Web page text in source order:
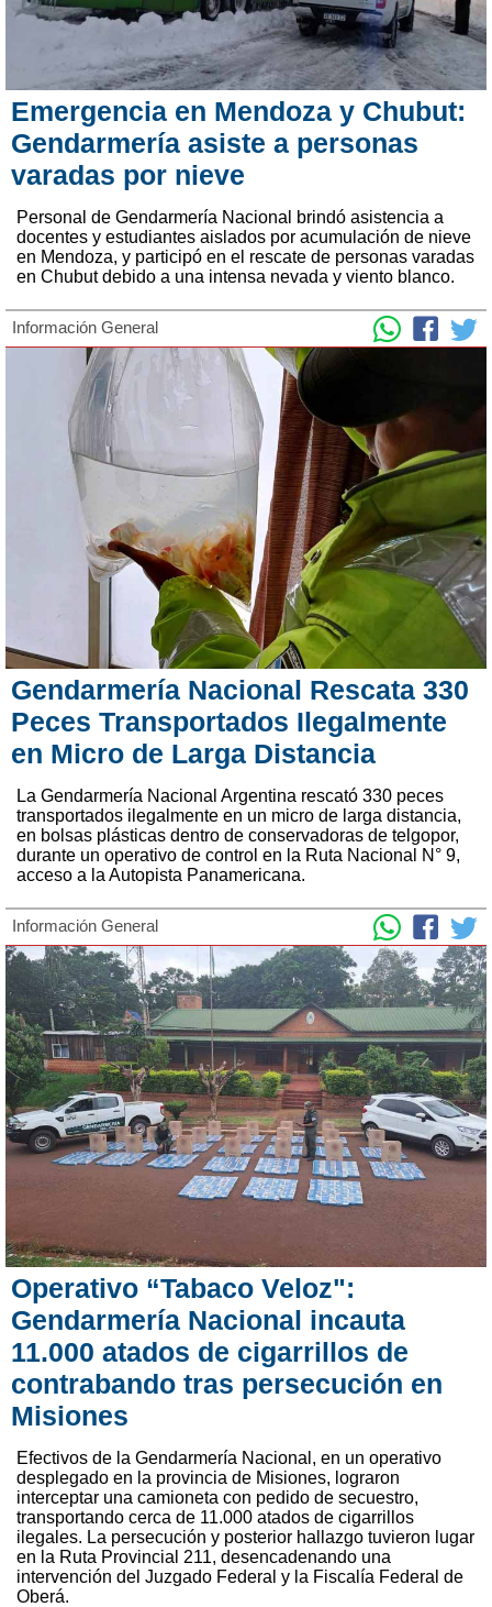
Emergencia en Mendoza y Chubut:
Gendarmería asiste a personas
varadas por nieve
Personal de Gendarmería Nacional brindó asistencia a
docentes y estudiantes aislados por acumulación de nieve
en Mendoza, y participó en el rescate de personas varadas
en Chubut debido a una intensa nevada y viento blanco.
Información General
Gendarmería Nacional Rescata 330
Peces Transportados Ilegalmente
en Micro de Larga Distancia
La Gendarmería Nacional Argentina rescató 330 peces
transportados ilegalmente en un micro de larga distancia,
en bolsas plásticas dentro de conservadoras de telgopor,
durante un operativo de control en la Ruta Nacional N° 9,
acceso a la Autopista Panamericana.
Información General
Operativo “Tabaco Veloz":
Gendarmería Nacional incauta
11.000 atados de cigarrillos de
contrabando tras persecución en
Misiones
Efectivos de la Gendarmería Nacional, en un operativo
desplegado en la provincia de Misiones, lograron
interceptar una camioneta con pedido de secuestro,
transportando cerca de 11.000 atados de cigarrillos
ilegales. La persecución y posterior hallazgo tuvieron lugar
en la Ruta Provincial 211, desencadenando una
intervención del Juzgado Federal y la Fiscalía Federal de
Oberá.